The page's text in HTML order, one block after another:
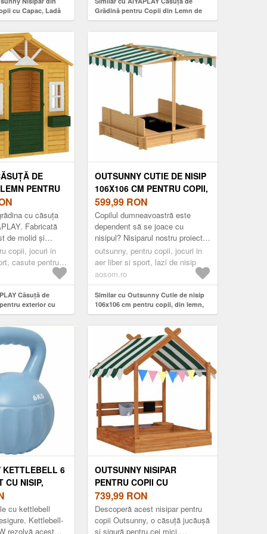
cu Capac, Ladă
cu Set de
5 cm,
Romania
Grădină pentru Copii din Lemn de
Brad, Căsuță pentru Exterior cu
Bucătărie, 4 Ferestre, Ușă Parțială,
Copii 3-8 Ani, 171.5x146x156 cm,
Maro | Aosom Romania
DE
PENTRU
UȘĂ 3
JARDINIERE
3-8 ANI 134,
CM MARO |
cu căsuța
Fabricată
de molid și
pe bază de
oferă c...
copii, jocuri in
casute pentru
Căsuță de
exterior cu
pentru
5 x 97 x 150 cm
OUTSUNNY CUTIE DE NISIP
106X106 CM PENTRU COPII,
DIN LEMN, CU ACOPERIȘ
REGLABIL, BĂNCI ȘI
SPĂTARE MARO DESCHIS |
AOSOM ROMANIA
599,99 RON
Copilul dumneavoastră este
dependent să se joace cu
nisipul? Nisiparul nostru proiectat
inovator cu capac de la
Outsunny va deveni cu siguranță
sta...
outsunny, pentru copii, jocuri in
aer liber si sport, lazi de nisip
aosom.ro
Similar cu Outsunny Cutie de nisip
106x106 cm pentru copii, din lemn,
cu acoperiș reglabil, bănci și spătare
Maro deschis | Aosom Romania
KETTLEBELL 6
CU NISIP,
-
DE FORȚĂ
17 X 23 CM,
cu kettlebell
Kettlebell-
rezolvă acest
OUTSUNNY NISIPAR
PENTRU COPII CU
COPERTINĂ 6 FANIOANE 2
TĂVI ROBINET ȘI TABLĂ ÎN
FORMĂ DE CĂSUȚĂ
739,99 RON
Descoperă acest nisipar pentru
copii Outsunny, o căsuță jucăușă
și sigură pentru cei mici.